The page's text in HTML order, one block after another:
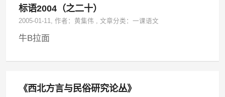
标语2004（之二十）
2005-01-11, 作者：黄集伟 ,文章分类：一课语文
牛B拉面
《西北方言与民俗研究论丛》